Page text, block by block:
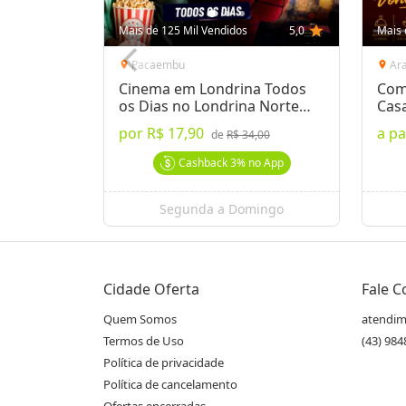
Mais de 125 Mil Vendidos 5,0 star
location_onPacaembu
Cinema em Londrina Todos
os Dias no Londrina Norte
Shop.
por R$ 17,90 de R$ 34,00
Cashback3%no App
Segunda a Domingo
Mais
location_on
a
Cidade Oferta
Quem Somos
Termos de Uso
Política de privacidade
Política de cancelamento
Fale
(43)